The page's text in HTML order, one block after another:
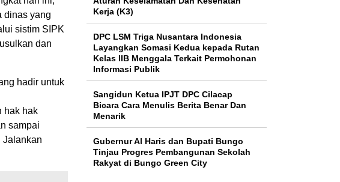
dinas yang
sistim SIPK
dan
hadir untuk
hak hak
sampai
Jalankan
Kerja (K3)
DPC LSM Triga Nusantara Indonesia
Layangkan Somasi Kedua kepada Rutan
Kelas IIB Menggala Terkait Permohonan
Informasi Publik
Sangidun Ketua IPJT DPC Cilacap
Bicara Cara Menulis Berita Benar Dan
Menarik
​Gubernur Al Haris dan Bupati Bungo
Tinjau Progres Pembangunan Sekolah
Rakyat di Bungo Green City